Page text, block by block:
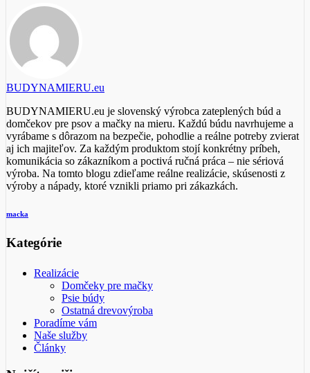
BUDYNAMIERU.eu
BUDYNAMIERU.eu je slovenský výrobca zateplených búd a
domčekov pre psov a mačky na mieru. Každú búdu navrhujeme a
vyrábame s dôrazom na bezpečie, pohodlie a reálne potreby zvierat
aj ich majiteľov. Za každým produktom stojí konkrétny príbeh,
komunikácia so zákazníkom a poctivá ručná práca – nie sériová
výroba. Na tomto blogu zdieľame reálne realizácie, skúsenosti z
výroby a nápady, ktoré vznikli priamo pri zákazkách.
macka
Kategórie
Realizácie
Domčeky pre mačky
Psie búdy
Ostatná drevovýroba
Poradíme vám
Naše služby
Články